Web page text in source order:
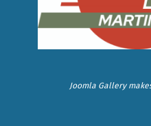
Joomla Gallery